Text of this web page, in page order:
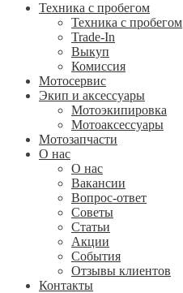
Техника с пробегом
Техника с пробегом
Trade-In
Выкуп
Комиссия
Мотосервис
Экип и аксессуары
Мотоэкипировка
Мотоаксессуары
Мотозапчасти
О нас
О нас
Вакансии
Вопрос-ответ
Советы
Статьи
Акции
События
Отзывы клиентов
Контакты